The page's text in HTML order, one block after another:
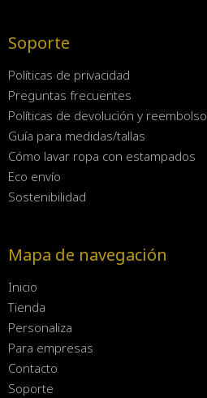
Soporte
Políticas de privacidad
Preguntas frecuentes
Políticas de devolución y reembolso
Guía para medidas/tallas
Cómo lavar ropa con estampados
Eco envío
Sostenibilidad
Mapa de navegación
Inicio
Tienda
Personaliza
Para empresas
Contacto
Soporte